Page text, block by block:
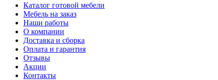
Каталог готовой мебели
Мебель на заказ
Наши работы
О компании
Доставка и сборка
Оплата и гарантия
Отзывы
Акции
Контакты